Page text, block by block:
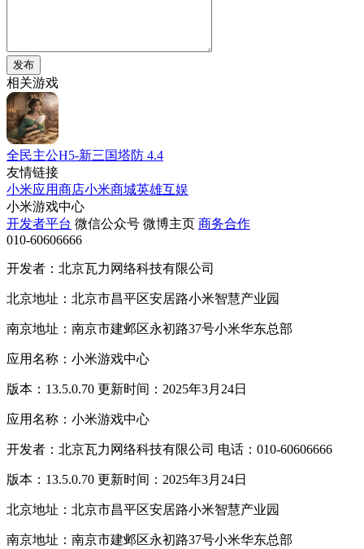
发布
相关游戏
全民主公H5-新三国塔防 4.4
友情链接
小米应用商店小米商城英雄互娱
小米游戏中心
开发者平台 微信公众号 微博主页 商务合作
010-60606666
开发者：北京瓦力网络科技有限公司
北京地址：北京市昌平区安居路小米智慧产业园
南京地址：南京市建邺区永初路37号小米华东总部
应用名称：小米游戏中心
版本：13.5.0.70 更新时间：2025年3月24日
应用名称：小米游戏中心
开发者：北京瓦力网络科技有限公司 电话：010-60606666
版本：13.5.0.70 更新时间：2025年3月24日
北京地址：北京市昌平区安居路小米智慧产业园
南京地址：南京市建邺区永初路37号小米华东总部